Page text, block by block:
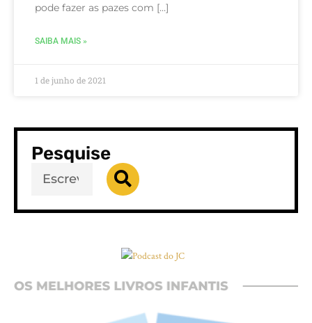
pode fazer as pazes com […]
SAIBA MAIS »
1 de junho de 2021
Pesquise